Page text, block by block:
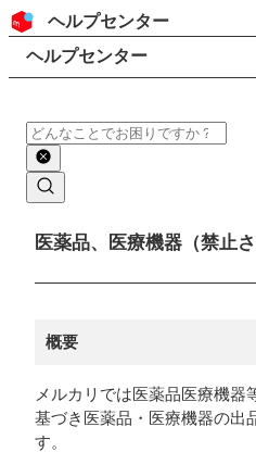
コンテンツにスキップ
ヘッダー
ヘルプセンター
検索
パンくずリスト
ヘルプセンター
検索
メインコンテンツ
医薬品、医療機器（禁止
概要
メルカリでは医薬品医療機器
基づき医薬品・医療機器の出
す。